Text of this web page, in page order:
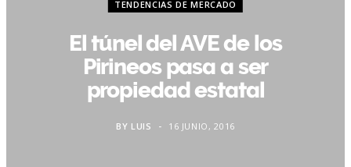
TENDENCIAS DE MERCADO
El túnel del AVE de los
Pirineos pasa a ser
propiedad estatal
BY LUIS 16 JUNIO, 2016